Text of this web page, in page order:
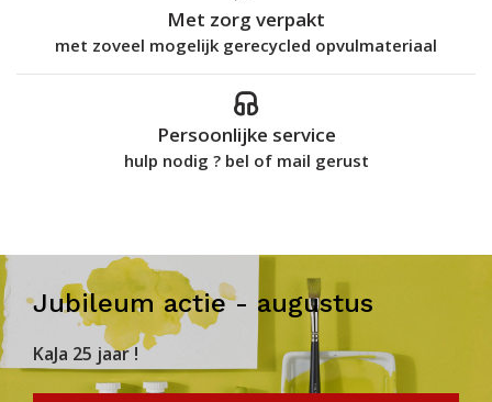
Met zorg verpakt
met zoveel mogelijk gerecycled opvulmateriaal
Persoonlijke service
hulp nodig ? bel of mail gerust
Jubileum actie - augustus
KaJa 25 jaar !